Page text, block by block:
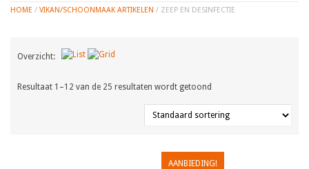
HOME / VIKAN/SCHOONMAAK ARTIKELEN / ZEEP EN DESINFECTIE
Overzicht:
Resultaat 1–12 van de 25 resultaten wordt getoond
AANBIEDING!